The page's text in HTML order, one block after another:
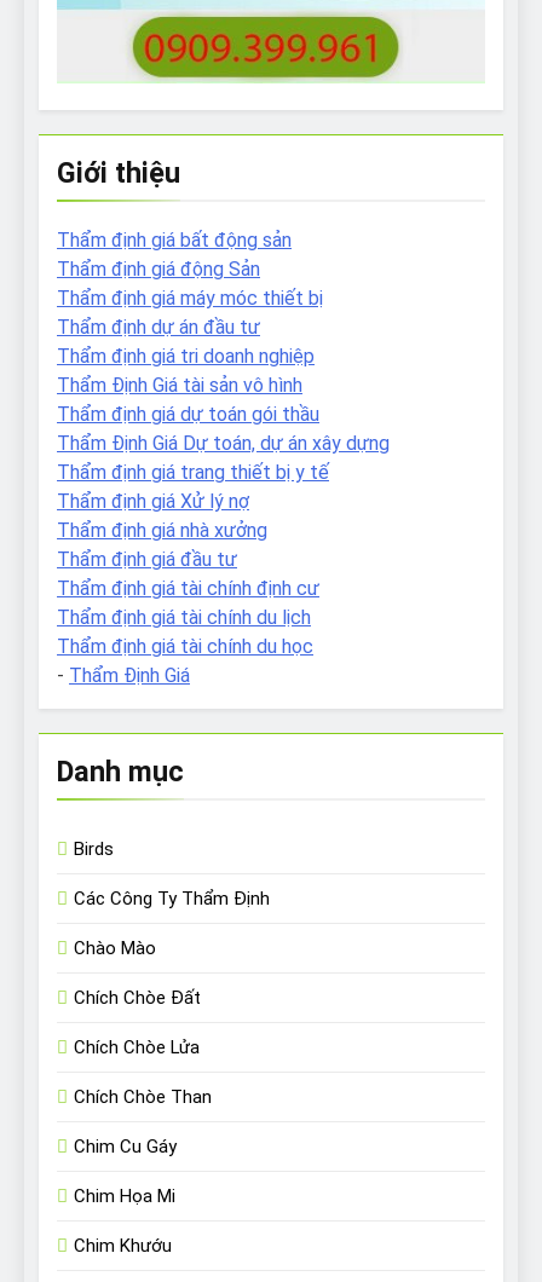
Giới thiệu
Thẩm định giá bất động sản
Thẩm định giá động Sản
Thẩm định giá máy móc thiết bị
Thẩm định dự án đầu tư
Thẩm định giá tri doanh nghiệp
Thẩm Định Giá tài sản vô hình
Thẩm định giá dự toán gói thầu
Thẩm Định Giá Dự toán, dự án xây dựng
Thẩm định giá trang thiết bị y tế
Thẩm định giá Xử lý nợ
Thẩm định giá nhà xưởng
Thẩm định giá đầu tư
Thẩm định giá tài chính định cư
Thẩm định giá tài chính du lịch
Thẩm định giá tài chính du học
- Thẩm Định Giá
Danh mục
Birds
Các Công Ty Thẩm Định
Chào Mào
Chích Chòe Đất
Chích Chòe Lửa
Chích Chòe Than
Chim Cu Gáy
Chim Họa Mi
Chim Khướu